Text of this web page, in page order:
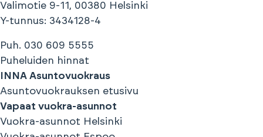
Valimotie 9-11, 00380 Helsinki
Y-tunnus: 3434128-4
Puh. 030 609 5555
Puheluiden hinnat
INNA Asuntovuokraus
Asuntovuokrauksen etusivu
Vapaat vuokra-asunnot
Vuokra-asunnot Helsinki